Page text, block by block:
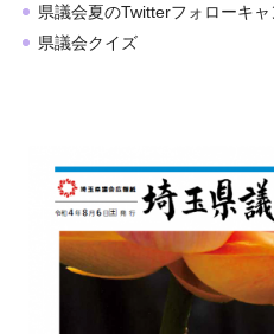
県議会夏のTwitterフォローキャ
県議会クイズ